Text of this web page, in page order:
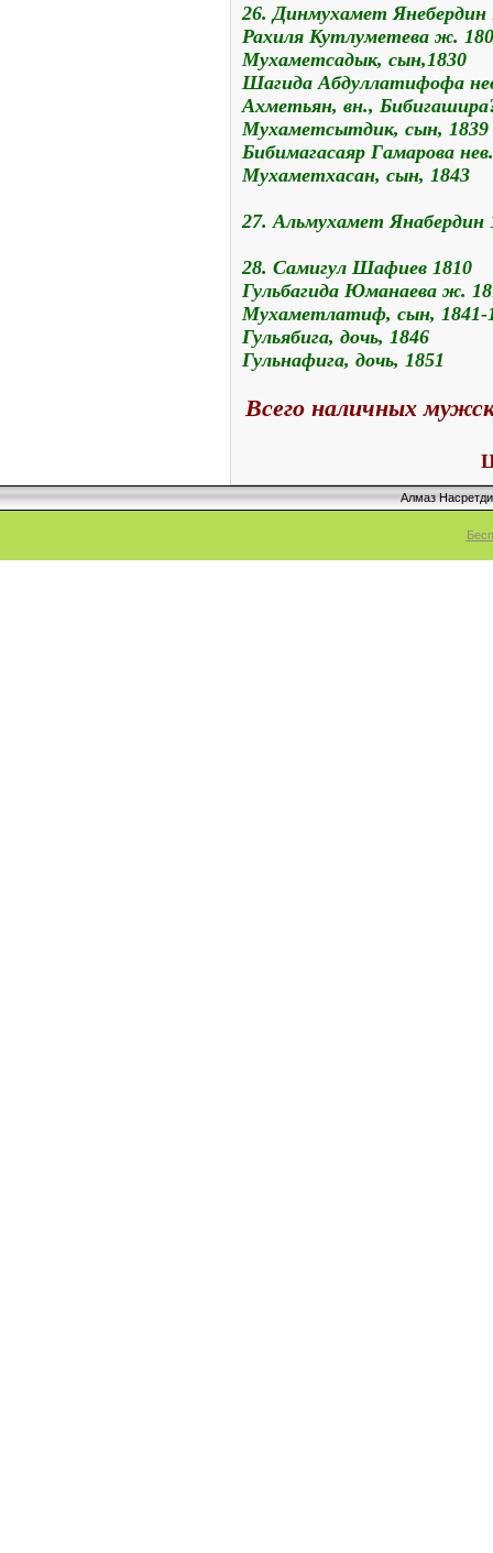
26. Динмухамет Янебердин
Рахиля Кутлуметева ж.
Мухаметсадык, сын,1830
Шагида Абдуллатифофа
Ахметьян, вн.,
Мухаметсытдик, сын, 1839
Бибимагасаяр Гамарова
Мухаметхасан, сын, 1843
27. Альмухамет Янабердин
28. Самигул Шафиев 1810
Гульбагида Юманаева ж.
Мухаметлатиф, сын, 1841-
Гульябига, дочь, 1846
Гульнафига, дочь, 1851
Всего наличных
Алмаз